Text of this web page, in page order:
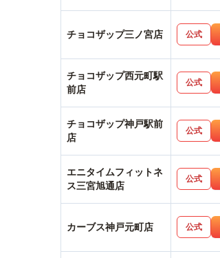
チョコザップ三ノ宮店 公式
チョコザップ西元町駅
前店
公式
チョコザップ神戸駅前
店
公式
エニタイムフィットネ
ス三宮旭通店
公式
カーブス神戸元町店 公式